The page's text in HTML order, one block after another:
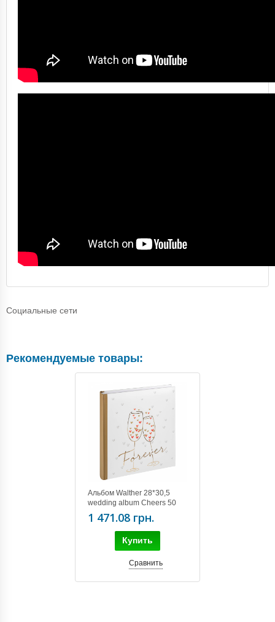
Социальные сети
Рекомендуемые товары:
Альбом Walther 28*30,5
wedding album Cheers 50
pages UH-162*
1 471.08 грн.
Купить
Сравнить